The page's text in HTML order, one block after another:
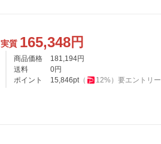
実質 165,348円
商品価格 181,194円
送料
0円
ポイント
15,846pt（ 12%） 要エントリー